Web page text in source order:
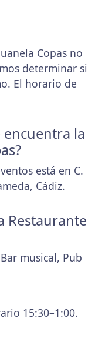
Copas no
determinar si
El horario de
encuentra la
está en C.
Cádiz.
Restaurante
musical, Pub
15:30–1:00.